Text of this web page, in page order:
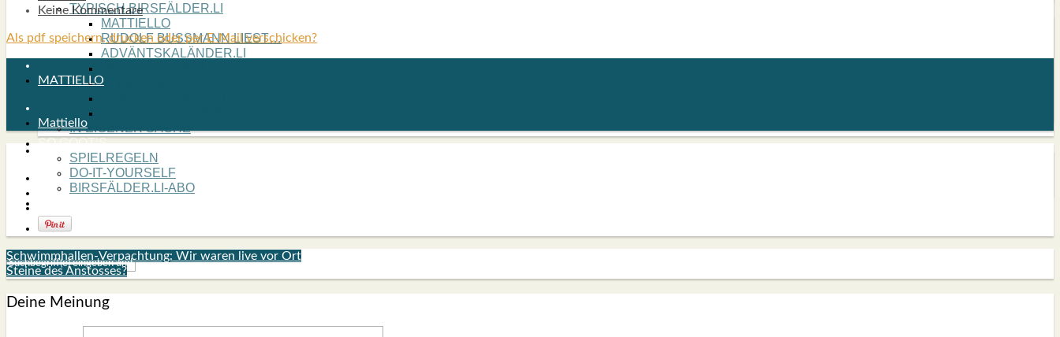
TYPISCH BIRSFÄLDER.LI
MATTIELLO
RUDOLF BUSS­MANN LIEST…
ADVÄNTSKALÄNDER.LI
PFINGST­SPATZ
IN EIGE­NER SACHE
SO GOOT’S
SPIEL­RE­GELN
DO-IT-YOUR­S­ELF
BIRSFÄLDER.LI-ABO
Keine Kommentare
Als pdf speichern, drucken oder per E-Mail verschicken?
MATTIELLO
Mattiello
Schwimmhallen-Verpachtung: Wir waren live vor Ort
Steine des Anstosses?
Deine Meinung